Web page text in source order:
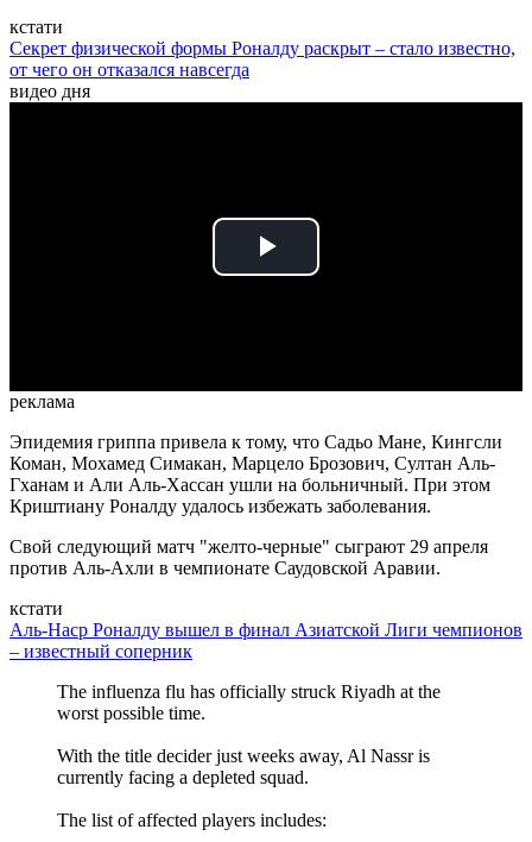
кстати
Секрет физической формы Роналду раскрыт – стало известно,
от чего он отказался навсегда
видео дня
Play
реклама
Эпидемия гриппа привела к тому, что Садьо Мане, Кингсли
Коман, Мохамед Симакан, Марцело Брозович, Султан Аль-
Гханам и Али Аль-Хассан ушли на больничный. При этом
Криштиану Роналду удалось избежать заболевания.
Свой следующий матч "желто-черные" сыграют 29 апреля
против Аль-Ахли в чемпионате Саудовской Аравии.
кстати
Аль-Наср Роналду вышел в финал Азиатской Лиги чемпионов
– известный соперник
The influenza flu has officially struck Riyadh at the
worst possible time.
​With the title decider just weeks away, Al Nassr is
currently facing a depleted squad.
The list of affected players includes: